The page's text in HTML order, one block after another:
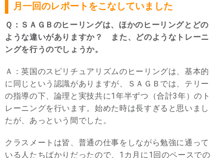
月一回のレポートをこなしていました
Ｑ：ＳＡＧＢのヒーリングは、ほかのヒーリングとどの
ような違いがありますか？ また、どのようなトレーニ
ングを行うのでしょうか。
Ａ：英国のスピリチュアリズムのヒーリングは、基本的
に同じという認識がありますが、ＳＡＧＢでは、テリー
の指導の下、論理と実技共に1年半ずつ（合計3年）のト
レーニングを行います。始めた時は長すぎると思いまし
たが、あっという間でした。
クラスメートは皆、普通の仕事をしながら勉強に通って
いる人たちばかりだったので、1カ月に1回のペースでの